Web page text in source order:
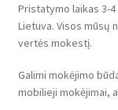
Pristatymo laikas 3-
Lietuva. Visos mūsų
vertės mokestį.
Galimi mokėjimo
mobilieji mokėjimai,